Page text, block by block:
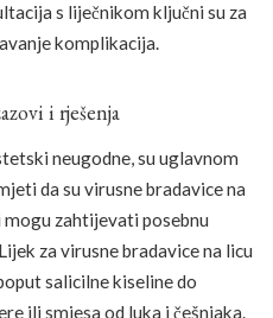
s liječnikom ključni su za
komplikacija.
i rješenja
neugodne, su uglavnom
da su virusne bradavice na
zahtijevati posebnu
za virusne bradavice na licu
salicilne kiseline do
ili smjesa od luka i češnjaka.